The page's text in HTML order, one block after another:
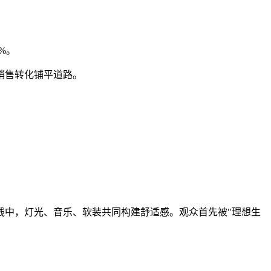
转化铺平道路。
，灯光、音乐、软装共同构建舒适感。观众首先被"理想生